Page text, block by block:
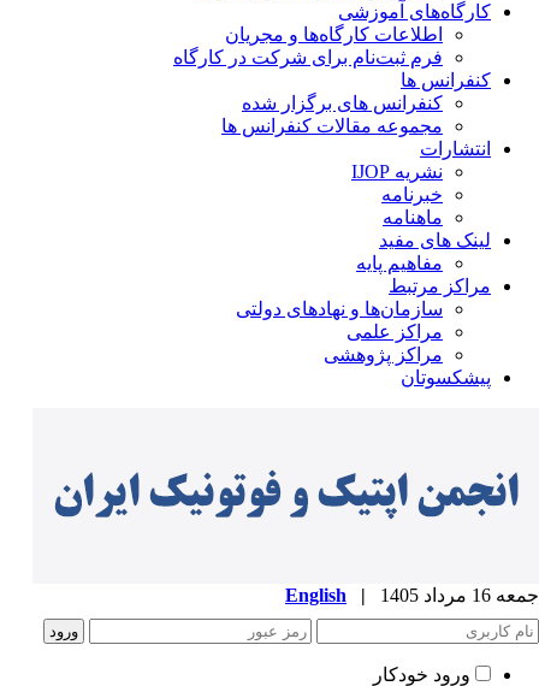
کارگاه‌های آموزشی
اطلاعات کارگاه‌ها و مجریان
فرم ثبت‌نام برای شرکت در کارگاه
کنفرانس ها
کنفرانس های برگزار شده
مجموعه مقالات کنفرانس ها
انتشارات
نشریه IJOP
خبرنامه
ماهنامه
لینک های مفید
مفاهیم پایه
مراکز مرتبط
سازمان‌ها و نهادهای دولتی
مراکز علمی
مراکز پژوهشی
پیشکسوتان
مرداد 1405 |
English
ورود خودکار